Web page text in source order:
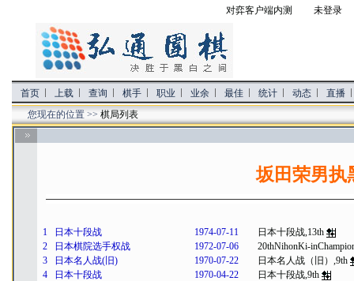
对弈客户端内测 未登录
首页 上载 查询 棋手 职业 业余 最佳 统计 动态
直播
您现在的位置 >> 棋局列表
坂田荣男执
1 日本十段战 1974-07-11
日本十段战,13th
2
日本棋院选手权战 1972-07-06
20thNihonKi-
3
日本名人战(旧) 1970-07-22
日本名人战（旧）,9th
4
日本十段战 1970-04-22
日本十段战,9th